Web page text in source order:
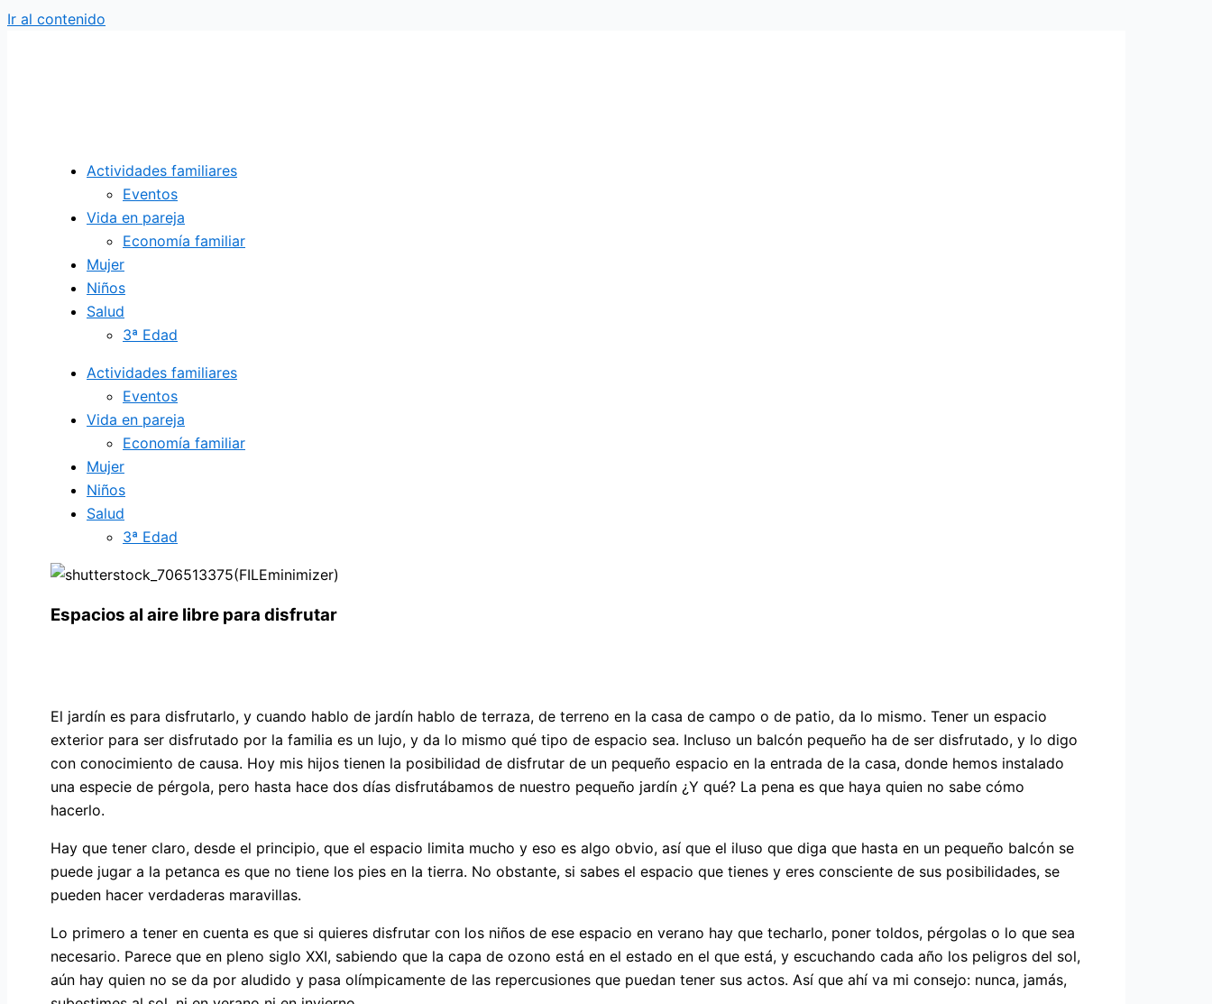
Ir al contenido
Actividades familiares
Eventos
Vida en pareja
Economía familiar
Mujer
Niños
Salud
3ª Edad
Actividades familiares
Eventos
Vida en pareja
Economía familiar
Mujer
Niños
Salud
3ª Edad
Espacios al aire libre para disfrutar
El jardín es para disfrutarlo, y cuando hablo de jardín hablo de terraza, de terreno en la casa de campo o de patio, da lo mismo. Tener un espacio
exterior para ser disfrutado por la familia es un lujo, y da lo mismo qué tipo de espacio sea. Incluso un balcón pequeño ha de ser disfrutado, y lo digo
con conocimiento de causa. Hoy mis hijos tienen la posibilidad de disfrutar de un pequeño espacio en la entrada de la casa, donde hemos instalado
una especie de pérgola, pero hasta hace dos días disfrutábamos de nuestro pequeño jardín ¿Y qué? La pena es que haya quien no sabe cómo
hacerlo.
Hay que tener claro, desde el principio, que el espacio limita mucho y eso es algo obvio, así que el iluso que diga que hasta en un pequeño balcón se
puede jugar a la petanca es que no tiene los pies en la tierra. No obstante, si sabes el espacio que tienes y eres consciente de sus posibilidades, se
pueden hacer verdaderas maravillas.
Lo primero a tener en cuenta es que si quieres disfrutar con los niños de ese espacio en verano hay que techarlo, poner toldos, pérgolas o lo que sea
necesario. Parece que en pleno siglo XXI, sabiendo que la capa de ozono está en el estado en el que está, y escuchando cada año los peligros del sol,
aún hay quien no se da por aludido y pasa olímpicamente de las repercusiones que puedan tener sus actos. Así que ahí va mi consejo: nunca, jamás,